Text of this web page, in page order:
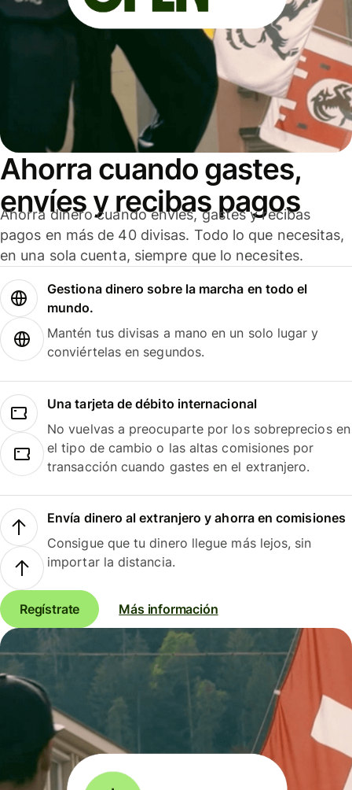
Ahorra cuando gastes,
envíes y recibas pagos
Ahorra dinero cuando envíes, gastes y recibas
pagos en más de 40 divisas. Todo lo que necesitas,
en una sola cuenta, siempre que lo necesites.
Gestiona dinero sobre la marcha en todo el
mundo.
Mantén tus divisas a mano en un solo lugar y
conviértelas en segundos.
Una tarjeta de débito internacional
No vuelvas a preocuparte por los sobreprecios en
el tipo de cambio o las altas comisiones por
transacción cuando gastes en el extranjero.
Envía dinero al extranjero y ahorra en comisiones
Consigue que tu dinero llegue más lejos, sin
importar la distancia.
Regístrate Más información